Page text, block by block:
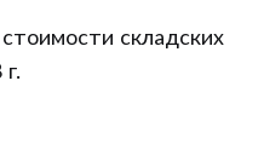
складских